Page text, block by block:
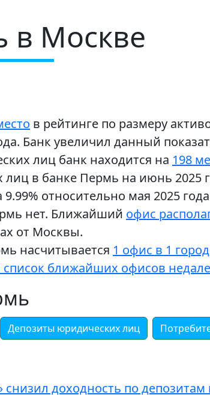
в Москве
в рейтинге по размеру
Банк увеличил данный
лиц банк находится на 198
в банке Пермь на июнь 2025
относительно мая 2025
нет. Ближайший офис
от Москвы.
насчитывается 1 офис в 1
ближайших офисов
Депозиты юридических лиц
снизил доходность по